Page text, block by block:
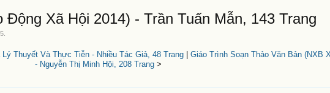
Xã Hội 2014) - Trần Tuấn Mẫn, 143 Trang
Thuyết Và Thực Tiễn - Nhiều Tác Giả, 48 Trang| Giáo Trình Soạn Thảo Văn Bản (NXB
- Nguyễn Thị Minh Hội, 208 Trang>